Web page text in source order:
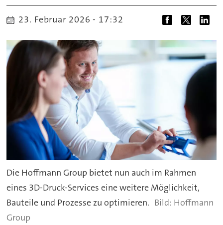
23. Februar 2026 - 17:32
Die Hoffmann Group bietet nun auch im Rahmen
eines 3D-Druck-Services eine weitere Möglichkeit,
Bauteile und Prozesse zu optimieren.
Hoffmann
Group